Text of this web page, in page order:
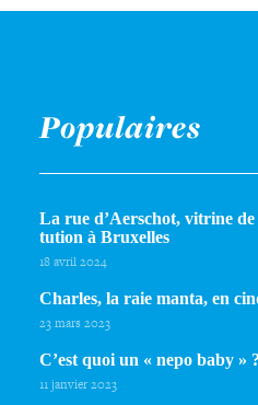
Populaires
La rue d’Aerschot, vitrine
tu­tion à Bruxelles
18 avril 2024
Charles, la raie manta, en
23 mars 2023
C’est quoi un « nepo baby » ?
11 janvier 2023